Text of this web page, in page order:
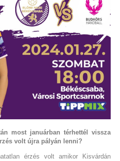
most januárban térhettél vissza
volt újra pályán lenni?
érzés volt amikor Kisvárdán